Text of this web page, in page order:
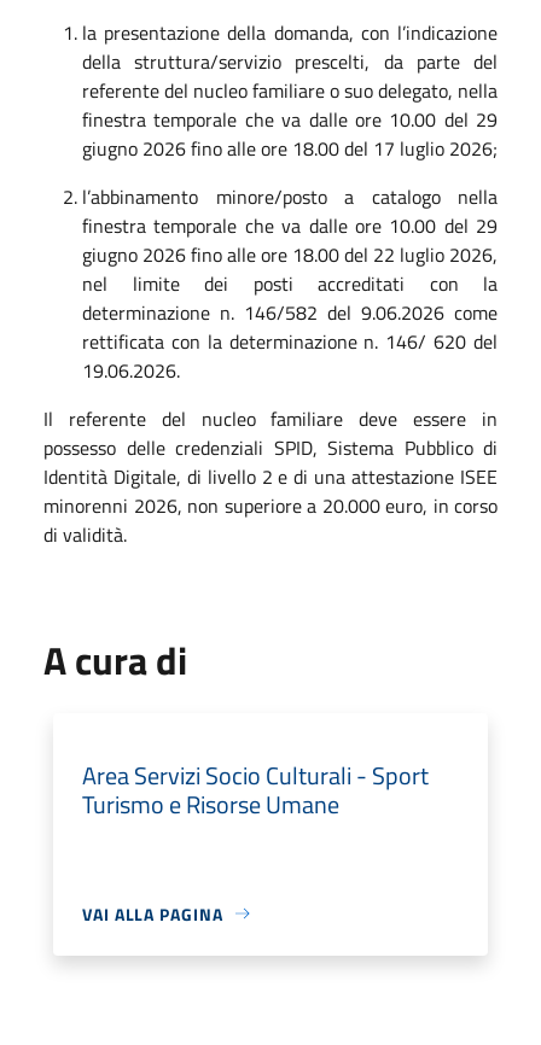
la presentazione della domanda, con l’indicazione
della struttura/servizio prescelti, da parte del
referente del nucleo familiare o suo delegato, nella
finestra temporale che va dalle ore 10.00 del 29
giugno 2026 fino alle ore 18.00 del 17 luglio 2026;
l’abbinamento minore/posto a catalogo nella
finestra temporale che va dalle ore 10.00 del 29
giugno 2026 fino alle ore 18.00 del 22 luglio 2026,
nel limite dei posti accreditati con la
determinazione n. 146/582 del 9.06.2026 come
rettificata con la determinazione n. 146/ 620 del
19.06.2026.
Il referente del nucleo familiare deve essere in
possesso delle credenziali SPID, Sistema Pubblico di
Identità Digitale, di livello 2 e di una attestazione ISEE
minorenni 2026, non superiore a 20.000 euro, in corso
di validità.
A cura di
Area Servizi Socio Culturali - Sport
Turismo e Risorse Umane
VAI ALLA PAGINA